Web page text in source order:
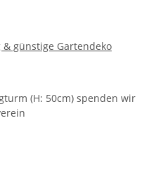
günstige Gartendeko
(H: 50cm) spenden wir